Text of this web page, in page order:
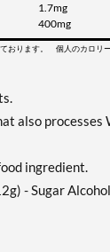
ント％ 36%
ント％ 36%
Granola 12
1.7mg
400mg
おります。 個人のカロリ
also processes
ingredient.
- Sugar